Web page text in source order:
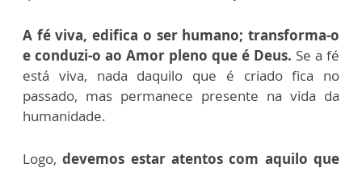
A fé viva, edifica o ser humano; transforma-o
e conduzi-o ao Amor pleno que é Deus. Se a fé
está viva, nada daquilo que é criado fica no
passado, mas permanece presente na vida da
humanidade.
Logo,devemos estar atentos com aquilo que